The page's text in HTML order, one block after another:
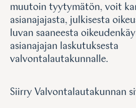
muutoin tyytymätön, voit
asianajajasta, julkisesta
luvan saaneesta
asianajajan laskutuksesta
valvontalautakunnalle.
Siirry Valvontalautakunnan